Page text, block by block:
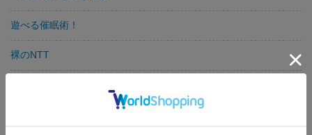
遊べる催眠術！
裸のNTT